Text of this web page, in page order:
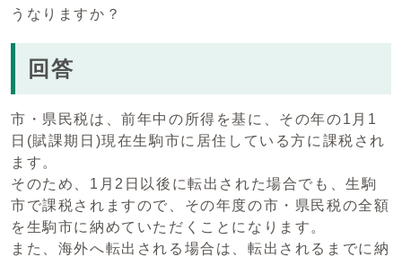
うなりますか？
回答
市・県民税は、前年中の所得を基に、その年の1月1
日(賦課期日)現在生駒市に居住している方に課税され
ます。
そのため、1月2日以後に転出された場合でも、生駒
市で課税されますので、その年度の市・県民税の全額
を生駒市に納めていただくことになります。
また、海外へ転出される場合は、転出されるまでに納